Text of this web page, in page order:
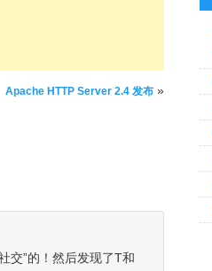
Apache HTTP Server 2.4 发布 »
交”的！然后发现了T和